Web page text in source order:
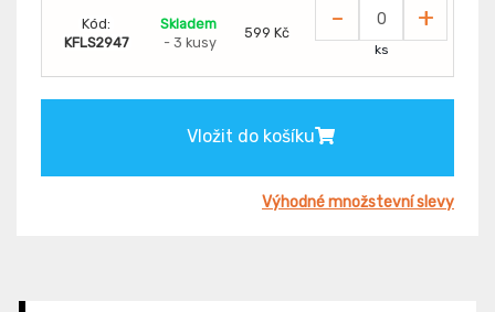
Kód:
KFLS2947
Skladem
- 3 kusy
599 Kč - +
ks
Vložit do košíku
Výhodné množstevní slevy